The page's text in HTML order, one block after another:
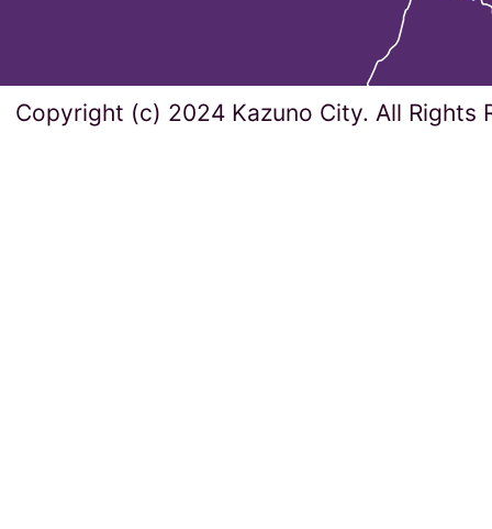
Copyright (c) 2024 Kazuno City. All Rights